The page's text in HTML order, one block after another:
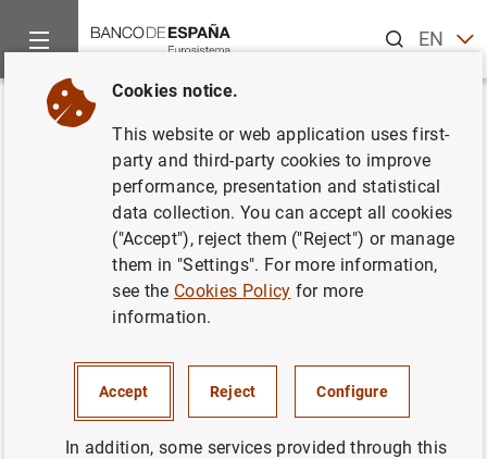
ENES
Home News and events
Back
Estadística de los tipos de
interés aplicados por las
instituciones financieras
monetarias en la zona del euro
(septiembre de 2004)
15/11/2004
Cookies notice.
This website or web application uses first-
party and third-party cookies to improve
performance, presentation and statistical
data collection. You can accept all cookies
("Accept"), reject them ("Reject") or manage
them in "Settings". For more information,
see the Cookies Policy for more
information.
Accept Reject Configure
In addition, some services provided through this